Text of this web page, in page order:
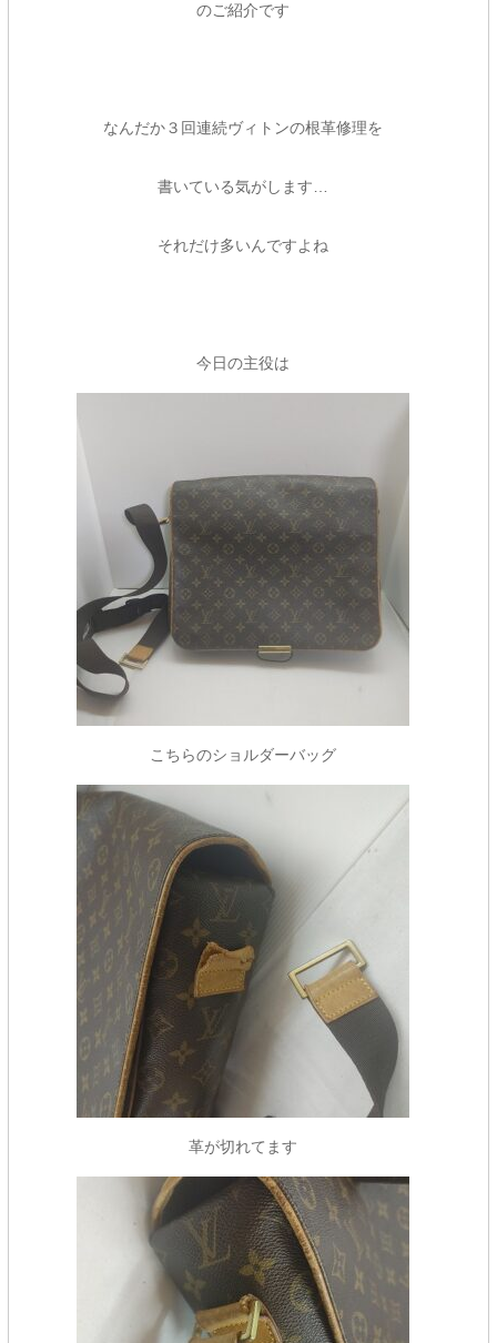
のご紹介です
なんだか３回連続ヴィトンの根革修理を
書いている気がします…
それだけ多いんですよね
今日の主役は
こちらのショルダーバッグ
革が切れてます